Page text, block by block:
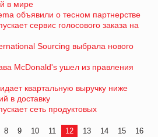
в мире
объявили о тесном партнерстве
сервис голосового заказа на
Sourcing выбрала нового
McDonald's ушел из правления
квартальную выручку ниже
в доставку
сеть продуктовых
8 9 10 11 12 13 14 15
16